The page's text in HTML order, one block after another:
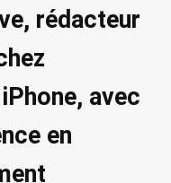
rédacteur
avec
en